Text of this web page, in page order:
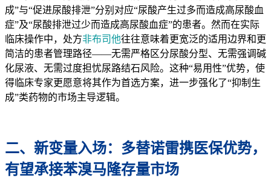
成”与“促进尿酸排泄”分别对应“尿酸产生过多而造成高尿酸血
症”及“尿酸排泄过少而造成高尿酸血症”的患者。然而在实际
临床操作中，处方非布司他往往意味着更宽泛的适用边界和更
简洁的患者管理路径——无需严格区分尿酸分型、无需强调碱
化尿液、无需过度担忧尿路结石风险。这种“易用性”优势，使
得临床专家更愿意将其作为首选方案，进一步强化了“抑制生
成”类药物的市场主导逻辑。
二、新变量入场：多替诺雷携医保优势，
有望承接苯溴马隆存量市场